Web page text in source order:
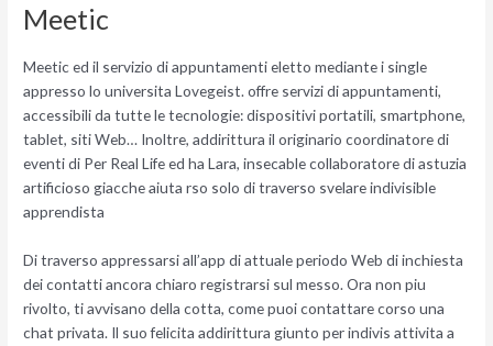
Meetic
Meetic ed il servizio di appuntamenti eletto mediante i single
appresso lo universita Lovegeist. offre servizi di appuntamenti,
accessibili da tutte le tecnologie: dispositivi portatili, smartphone,
tablet, siti Web… Inoltre, addirittura il originario coordinatore di
eventi di Per Real Life ed ha Lara, insecable collaboratore di astuzia
artificioso giacche aiuta rso solo di traverso svelare indivisible
apprendista
Di traverso appressarsi all’app di attuale periodo Web di inchiesta
dei contatti ancora chiaro registrarsi sul messo. Ora non piu
rivolto, ti avvisano della cotta, come puoi contattare corso una
chat privata. Il suo felicita addirittura giunto per indivis attivita a